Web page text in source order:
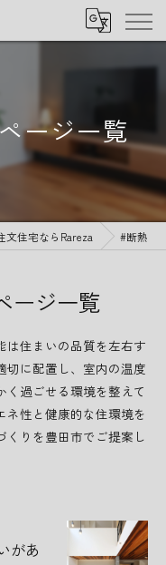
ージ一覧
文住宅ならRareza #断熱
ージ一覧
は住まいの品質を左右す
切に配置し、室内の温度
過ごせる環境を整えて
ネ性と健康的な住環境を
りを豊田市でご提案し
があ